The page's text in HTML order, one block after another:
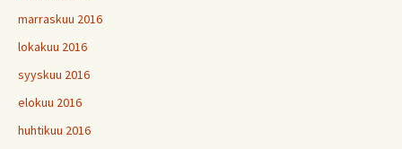
marraskuu 2016
lokakuu 2016
syyskuu 2016
elokuu 2016
huhtikuu 2016